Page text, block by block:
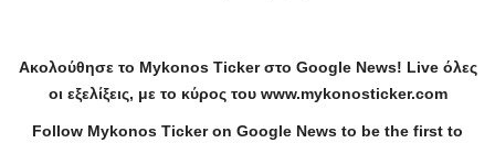
Ακολούθησε το Mykonos Tickerστο Google News! Liveόλες
οι εξελίξεις, με το κύρος του www.mykonosticker.com
Follow Mykonos Ticker on Google News to be the first to